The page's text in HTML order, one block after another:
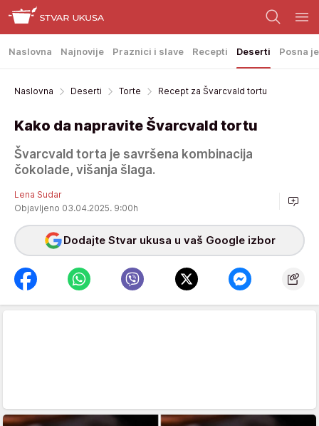
Naslovna Najnovije Praznici i slave Recepti Deserti Posna
Naslovna Deserti Torte Recept za Švarcvald tortu
Kako da napravite Švarcvald tortu
Švarcvald torta je savršena kombinacija
čokolade, višanja šlaga.
Lena Sudar
Objavljeno 03.04.2025. 9:00h
Dodajte Stvar ukusa u vaš Google izbor